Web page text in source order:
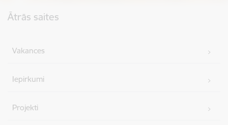
Ātrās saites
Vakances
Iepirkumi
Projekti